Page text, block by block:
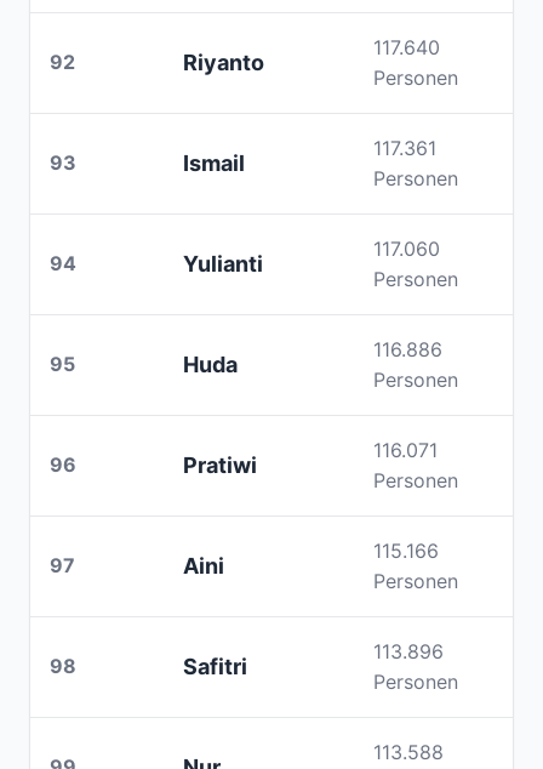
92 Riyanto
117.640
Personen
93 Ismail
117.361
Personen
94 Yulianti
117.060
Personen
95 Huda
116.886
Personen
96 Pratiwi
116.071
Personen
97 Aini
115.166
Personen
98 Safitri
113.896
Personen
113.588